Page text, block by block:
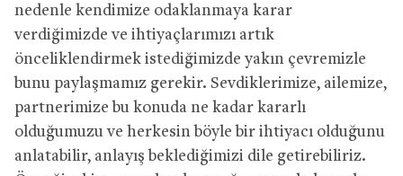
nedenle kendimize odaklanmaya karar
verdiğimizde ve ihtiyaçlarımızı artık
önceliklendirmek istediğimizde yakın çevremizle
bunu paylaşmamız gerekir. Sevdiklerimize, ailemize,
partnerimize bu konuda ne kadar kararlı
olduğumuzu ve herkesin böyle bir ihtiyacı olduğunu
anlatabilir, anlayış beklediğimizi dile getirebiliriz.